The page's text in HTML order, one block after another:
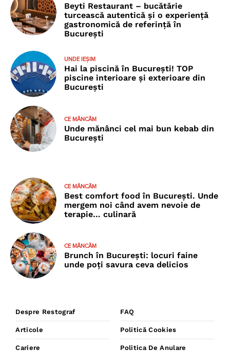
Beyti Restaurant – bucătărie
turcească autentică și o experiență
gastronomică de referință în
București
UNDE IEȘIM
Hai la piscină în București! TOP
piscine interioare și exterioare din
București
CE MÂNCĂM
Unde mănânci cel mai bun kebab din
București
CE MÂNCĂM
Best comfort food în București. Unde
mergem noi când avem nevoie de
terapie… culinară
CE MÂNCĂM
Brunch în București: locuri faine
unde poţi savura ceva delicios
Despre Restograf
Articole
Cariere
FAQ
Politică Cookies
Politica De Anulare